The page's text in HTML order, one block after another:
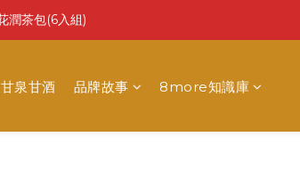
潤茶包(6入組)
泉甘酒 品牌故事 8more知識庫